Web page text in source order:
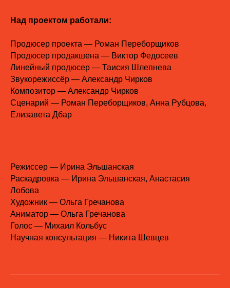
Над проектом работали:
Продюсер проекта — Роман Переборщиков
Продюсер продакшена — Виктор Федосеев
Линейный продюсер — Таисия Шлепнева
Звукорежиссёр — Александр Чирков
Композитор — Александр Чирков
Сценарий — Роман Переборщиков, Анна Рубцова,
Елизавета Дбар
Режиссер — Ирина Эльшанская
Раскадровка — Ирина Эльшанская, Анастасия
Лобова
Художник — Ольга Гречанова
Аниматор — Ольга Гречанова
Голос — Михаил Кольбус
Научная консультация — Никита Шевцев